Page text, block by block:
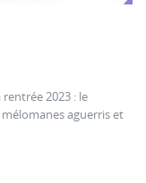
2023 : le
aguerris et